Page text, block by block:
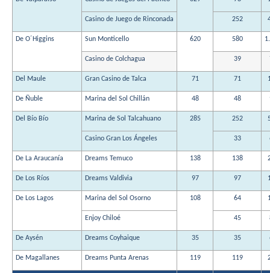
Casino de Juego de Rinconada 252
De O´Higgins Sun Monticello 620 580
Casino de Colchagua 39
Del Maule Gran Casino de Talca 71 71
De Ñuble Marina del Sol Chillán 48 48
Del Bío Bío Marina de Sol Talcahuano 285 252
Casino Gran Los Ángeles 33
De La Araucanía Dreams Temuco 138 138
De Los Ríos Dreams Valdivia 97 97
De Los Lagos Marina del Sol Osorno 108 64
Enjoy Chiloé 45
De Aysén Dreams Coyhaique 35 35
De Magallanes Dreams Punta Arenas 119 119